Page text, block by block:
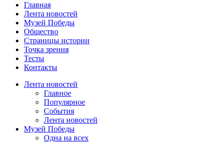
Главная
Лента новостей
Музей Победы
Общество
Страницы истории
Точка зрения
Тесты
Контакты
Лента новостей
Главное
Популярное
События
Лента новостей
Музей Победы
Одна на всех